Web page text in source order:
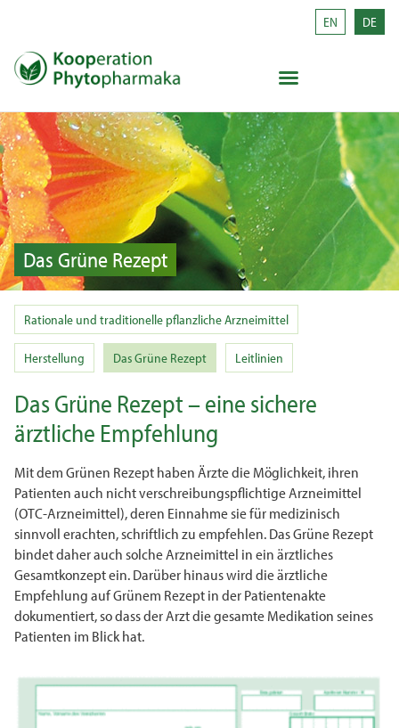
EN DE
Das Grüne Rezept
Rationale und traditionelle pflanzliche Arzneimittel
Herstellung Das Grüne Rezept Leitlinien
Das Grüne Rezept – eine sichere
ärztliche Empfehlung
Mit dem Grünen Rezept haben Ärzte die Möglichkeit, ihren
Patienten auch nicht verschreibungspflichtige Arzneimittel
(OTC-Arzneimittel), deren Einnahme sie für medizinisch
sinnvoll erachten, schriftlich zu empfehlen. Das Grüne Rezept
bindet daher auch solche Arzneimittel in ein ärztliches
Gesamtkonzept ein. Darüber hinaus wird die ärztliche
Empfehlung auf Grünem Rezept in der Patientenakte
dokumentiert, so dass der Arzt die gesamte Medikation seines
Patienten im Blick hat.